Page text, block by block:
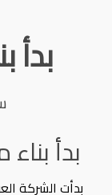
بدأ
بدأ بناء مشروع